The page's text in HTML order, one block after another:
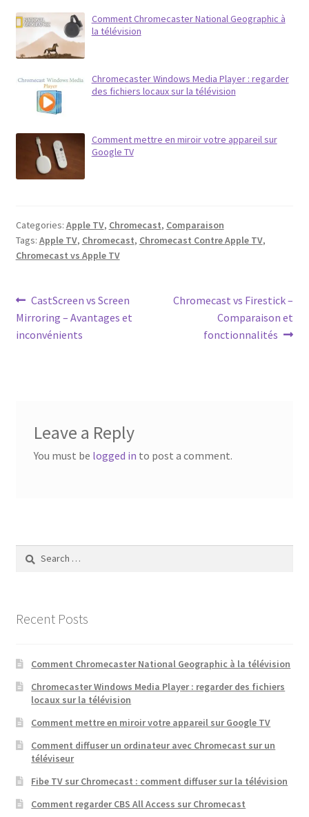
Comment Chromecaster National Geographic à
la télévision
Chromecaster Windows Media Player : regarder
des fichiers locaux sur la télévision
Comment mettre en miroir votre appareil sur
Google TV
Categories: Apple TV, Chromecast, Comparaison
Tags: Apple TV, Chromecast, Chromecast Contre Apple TV,
Chromecast vs Apple TV
Post
navigation
Previous
post:
CastScreen vs Screen
Mirroring – Avantages et
inconvénients
Next
Chromecast vs Firestick –
Comparaison et
fonctionnalités
Leave a Reply
You must be logged in to post a comment.
Search
Recent Posts
Comment Chromecaster National Geographic à la télévision
Chromecaster Windows Media Player : regarder des fichiers
locaux sur la télévision
Comment mettre en miroir votre appareil sur Google TV
Comment diffuser un ordinateur avec Chromecast sur un
téléviseur
Fibe TV sur Chromecast : comment diffuser sur la télévision
Comment regarder CBS All Access sur Chromecast